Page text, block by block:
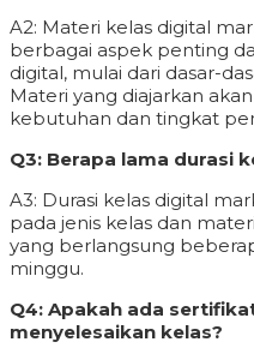
A2: Materi kelas digital
berbagai aspek penting
digital, mulai dari dasar-
Materi yang diajarkan
kebutuhan dan tingkat
Q3: Berapa lama durasi
A3: Durasi kelas digital
pada jenis kelas dan
yang berlangsung
minggu.
Q4: Apakah ada
menyelesaikan kelas?